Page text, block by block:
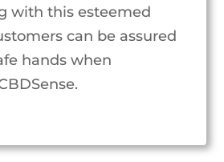
with this esteemed
can be assured
hands when